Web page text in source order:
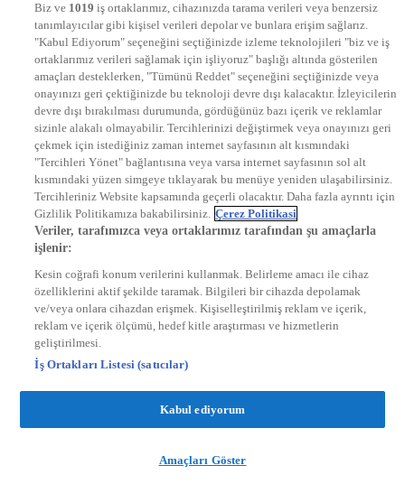
STAR
EURO STAR
KRAL POP TV
DYG Radyolar
NTV RADYO
KRAL FM
KRAL POP
EKSEN
VOYAGE
DYG Dijital
ntv.com.tr
ntvspor.net
secim.ntv.com.tr
startv.com.tr
kralmuzik.com.tr
Biz ve 1019 iş ortaklarımız, cihazınızda tarama verileri veya benzersiz
tanımlayıcılar gibi kişisel verileri depolar ve bunlara erişim sağlarız.
"Kabul Ediyorum" seçeneğini seçtiğinizde izleme teknolojileri "biz ve iş
ortaklarımız verileri sağlamak için işliyoruz" başlığı altında gösterilen
amaçları desteklerken, "Tümünü Reddet" seçeneğini seçtiğinizde veya
onayınızı geri çektiğinizde bu teknoloji devre dışı kalacaktır. İzleyicilerin
devre dışı bırakılması durumunda, gördüğünüz bazı içerik ve reklamlar
sizinle alakalı olmayabilir. Tercihlerinizi değiştirmek veya onayınızı geri
çekmek için istediğiniz zaman internet sayfasının alt kısmındaki
"Tercihleri Yönet" bağlantısına veya varsa internet sayfasının sol alt
kısmındaki yüzen simgeye tıklayarak bu menüye yeniden ulaşabilirsiniz.
Tercihleriniz Website kapsamında geçerli olacaktır. Daha fazla ayrıntı için
Gizlilik Politikamıza bakabilirsiniz. Çerez Politikasi
Veriler, tarafımızca veya ortaklarımız tarafından şu amaçlarla
işlenir:
Kesin coğrafi konum verilerini kullanmak. Belirleme amacı ile cihaz
özelliklerini aktif şekilde taramak. Bilgileri bir cihazda depolamak
ve/veya onlara cihazdan erişmek. Kişiselleştirilmiş reklam ve içerik,
reklam ve içerik ölçümü, hedef kitle araştırması ve hizmetlerin
geliştirilmesi.
İş Ortakları Listesi (satıcılar)
Kabul ediyorum
Amaçları Göster